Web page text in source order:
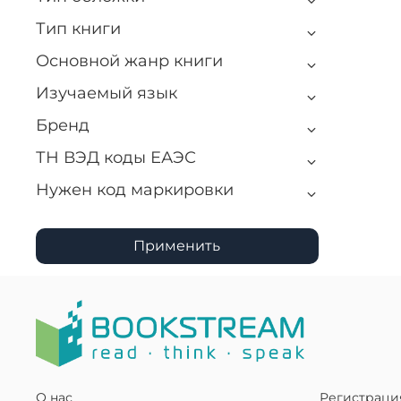
Тип книги
Основной жанр книги
Изучаемый язык
Бренд
ТН ВЭД коды ЕАЭС
Нужен код маркировки
Применить
О нас